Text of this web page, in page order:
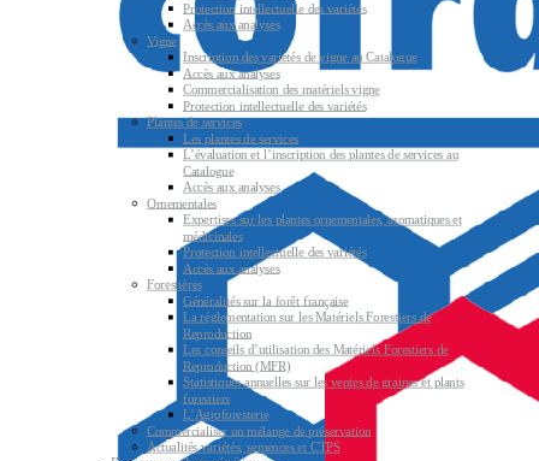
Protection intellectuelle des variétés
Accès aux analyses
Vigne
Inscription des variétés de vigne au Catalogue
Accès aux analyses
Commercialisation des matériels vigne
Protection intellectuelle des variétés
Plantes de services
Les plantes de services
L’évaluation et l’inscription des plantes de services au
Catalogue
Accès aux analyses
Ornementales
Expertises sur les plantes ornementales, aromatiques et
médicinales
Protection intellectuelle des variétés
Accès aux analyses
Forestières
Généralités sur la forêt française
La réglementation sur les Matériels Forestiers de
Reproduction
Les conseils d’utilisation des Matériels Forestiers de
Reproduction (MFR)
Statistiques annuelles sur les ventes de graines et plants
forestiers
L’Agroforesterie
Commercialiser un mélange de préservation
Actualités variétés, semences et CTPS